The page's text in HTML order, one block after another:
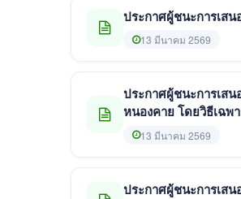
ประกาศผู้ชนะการเสน
13 มีนาคม 2569
ประกาศผู้ชนะการเส
หนองคาย โดยวิธีเฉพา
13 มีนาคม 2569
ประกาศผู้ชนะการเส